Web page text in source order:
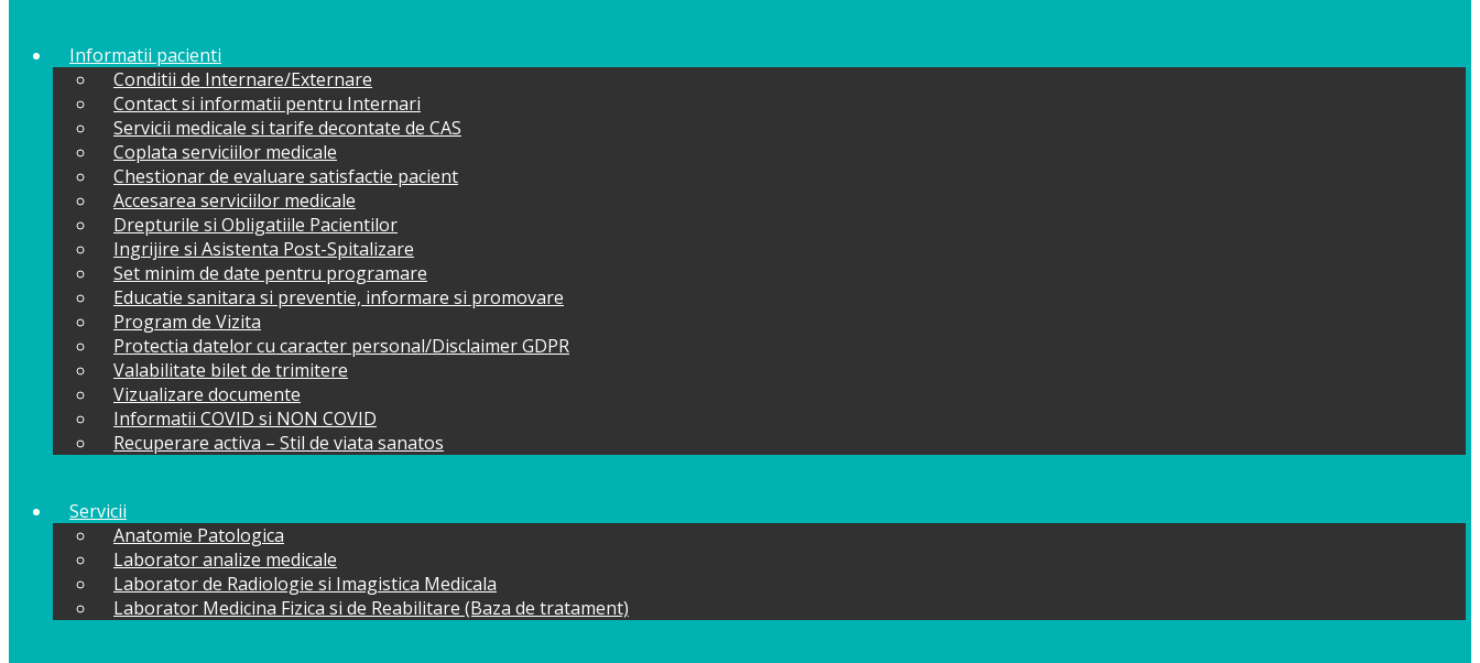
Informatii pacienti
Conditii de Internare/Externare
Contact si informatii pentru Internari
Servicii medicale si tarife decontate de CAS
Coplata serviciilor medicale
Chestionar de evaluare satisfactie pacient
Accesarea serviciilor medicale
Drepturile si Obligatiile Pacientilor
Ingrijire si Asistenta Post-Spitalizare
Set minim de date pentru programare
Educatie sanitara si preventie, informare si promovare
Program de Vizita
Protectia datelor cu caracter personal/Disclaimer GDPR
Valabilitate bilet de trimitere
Vizualizare documente
Informatii COVID si NON COVID
Recuperare activa – Stil de viata sanatos
Servicii
Anatomie Patologica
Laborator analize medicale
Laborator de Radiologie si Imagistica Medicala
Laborator Medicina Fizica si de Reabilitare (Baza de tratament)